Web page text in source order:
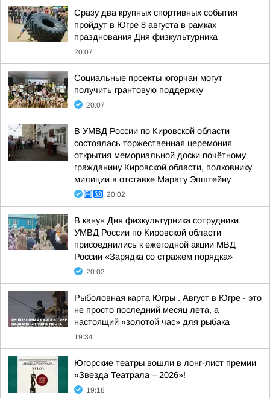
Сразу два крупных спортивных события
пройдут в Югре 8 августа в рамках
празднования Дня физкультурника
20:07
Социальные проекты югорчан могут
получить грантовую поддержку
20:07
В УМВД России по Кировской области
состоялась торжественная церемония
открытия мемориальной доски почётному
гражданину Кировской области, полковнику
милиции в отставке Марату Эпштейну
20:02
В канун Дня физкультурника сотрудники
УМВД России по Кировской области
присоеднились к ежегодной акции МВД
России «Зарядка со стражем порядка»
20:02
Рыболовная карта Югры . Август в Югре - это
не просто последний месяц лета, а
настоящий «золотой час» для рыбака
19:34
Югорские театры вошли в лонг-лист премии
«Звезда Театрала – 2026»!
19:18